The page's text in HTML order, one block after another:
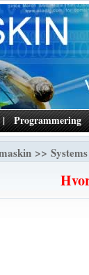
Programmering
>> Systems